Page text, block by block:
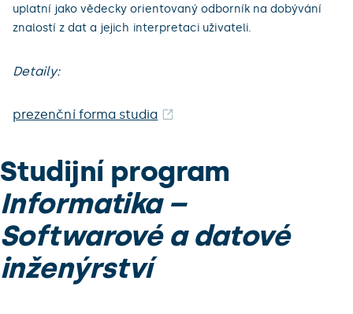
uplatní jako vědecky orientovaný odborník na dobývání
znalostí z dat a jejich interpretaci uživateli.
Detaily:
prezenční forma studia
Studijní program
Informatika –
Softwarové a datové
inženýrství